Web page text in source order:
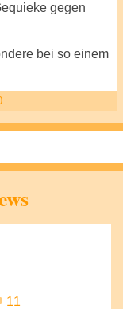
gegen
bei so einem
11